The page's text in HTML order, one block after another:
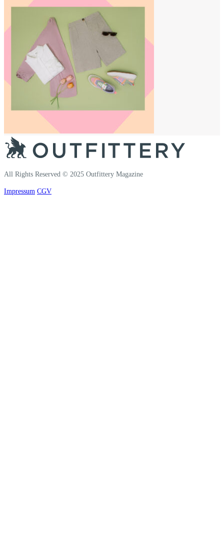
All Rights Reserved © 2025 Outfittery Magazine
Impressum CGV